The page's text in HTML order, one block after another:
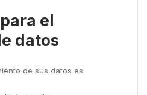
el
datos
de sus datos es: